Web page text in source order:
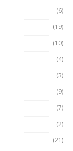
(6)
(19)
(10)
(4)
(3)
(9)
(7)
(2)
(21)